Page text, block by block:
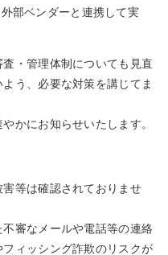
部ベンダーと連携して実
・管理体制についても見直
う、必要な対策を講じてま
かにお知らせいたします。
等は確認されておりませ
審なメールや電話等の連絡
ィッシング詐欺のリスクが